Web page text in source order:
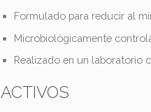
Formulado para reducir al
Microbiológicamente
Realizado en un laboratorio
ACTIVOS